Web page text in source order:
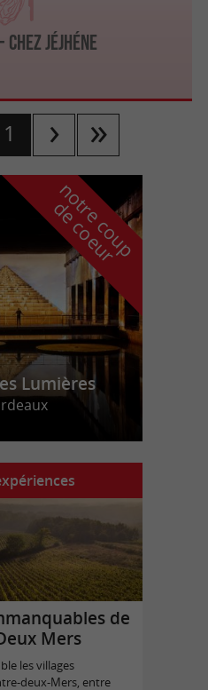
Chez Jéjhéne
1
n
o
t
r
e
c
o
u
p
d
e
c
o
e
u
r
Lumières
de
Mers
les villages
deux-Mers, entre